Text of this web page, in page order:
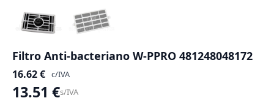
Filtro Anti-bacteriano W-PPRO 481248048172
16.62€ c/IVA
13.51 €s/IVA